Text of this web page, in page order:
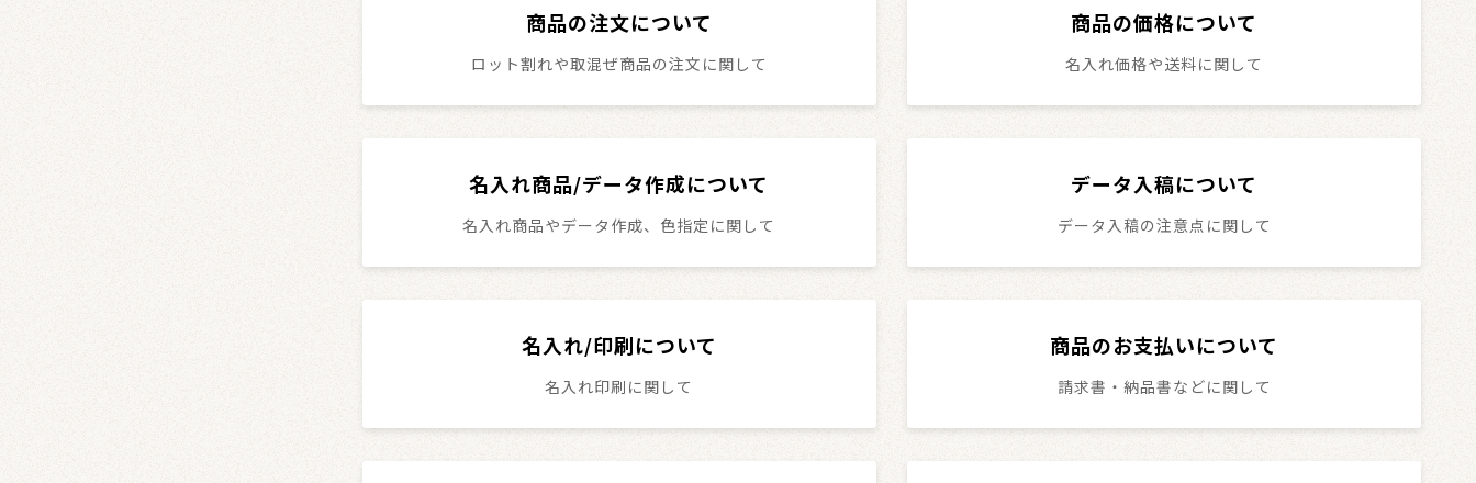
商品の注文について
ロット割れや取混ぜ商品の注文に関して
商品の価格について
名入れ価格や送料に関して
名入れ商品/データ作成について
名入れ商品やデータ作成、色指定に関して
データ入稿について
データ入稿の注意点に関して
名入れ/印刷について
名入れ印刷に関して
商品のお支払いについて
請求書・納品書などに関して